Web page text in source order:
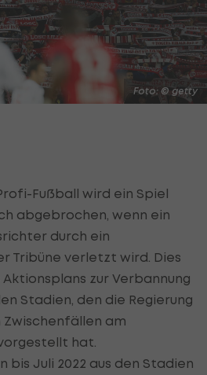
Foto: © getty
Fußball wird ein Spiel
abgebrochen, wenn ein
durch ein
Tribüne verletzt wird. Dies
zur Verbannung
Stadien, den die Regierung
Zwischenfällen am
hat.
bis Juli 2022 aus den Stadien